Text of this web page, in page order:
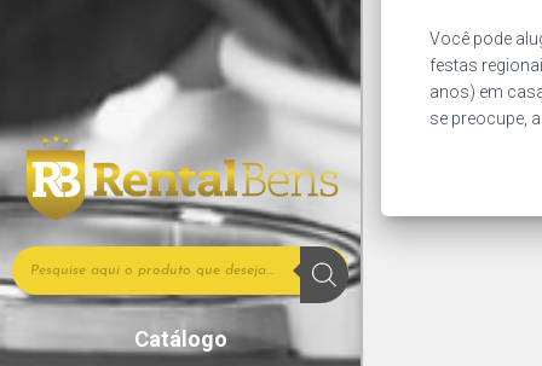
Catálogo
Você pode
festas
anos) em
se preocupe,